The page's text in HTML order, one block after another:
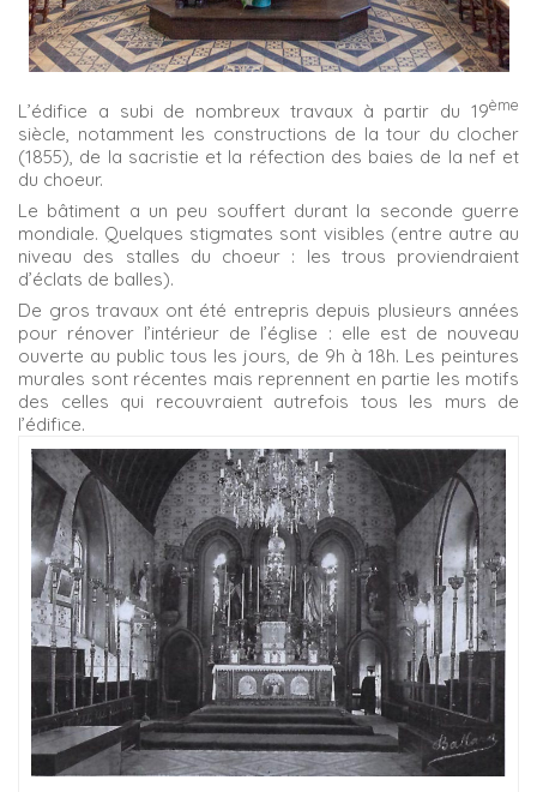
L’édifice a subi de nombreux travaux à partir du 19ème
siècle, notamment les constructions de la tour du clocher
(1855), de la sacristie et la réfection des baies de la nef et
du choeur.
Le bâtiment a un peu souffert durant la seconde guerre
mondiale. Quelques stigmates sont visibles (entre autre au
niveau des stalles du choeur : les trous proviendraient
d’éclats de balles).
De gros travaux ont été entrepris depuis plusieurs années
pour rénover l’intérieur de l’église : elle est de nouveau
ouverte au public tous les jours, de 9h à 18h. Les peintures
murales sont récentes mais reprennent en partie les motifs
des celles qui recouvraient autrefois tous les murs de
l’édifice.